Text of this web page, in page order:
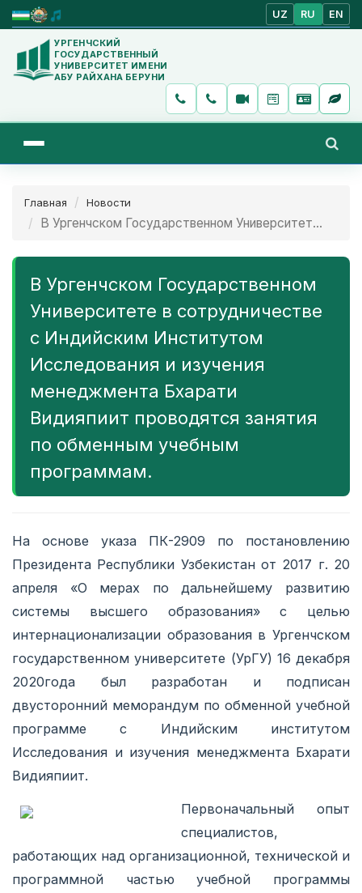
UZ RU EN
УРГЕНЧСКИЙ
ГОСУДАРСТВЕННЫЙ
УНИВЕРСИТЕТ ИМЕНИ
АБУ РАЙХАНА БЕРУНИ
Главная Новости
В Ургенчском Государственном Университет...
В Ургенчском Государственном
Университете в сотрудничестве
с Индийским Институтом
Исследования и изучения
менеджмента Бхарати
Видияпиит проводятся занятия
по обменным учебным
программам.
На основе указа ПК-2909 по постановлению
Президента Республики Узбекистан от 2017 г. 20
апреля «О мерах по дальнейшему развитию
системы высшего образования» с целью
интернационализации образования в Ургенчском
государственном университете (УрГУ) 16 декабря
2020года был разработан и подписан
двусторонний меморандум по обменной учебной
программе с Индийским институтом
Исследования и изучения менеджмента Бхарати
Видияпиит.
Первоначальный опыт
специалистов,
работающих над организационной, технической и
программной частью учебной программы